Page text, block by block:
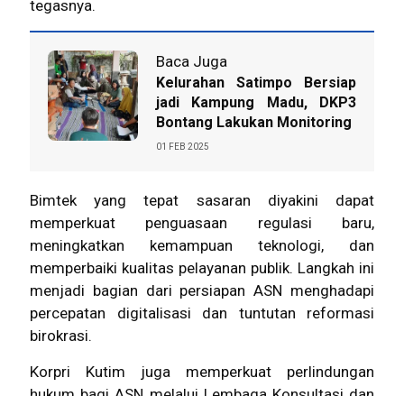
tegasnya.
Baca Juga
Kelurahan Satimpo Bersiap
jadi Kampung Madu, DKP3
Bontang Lakukan Monitoring
01 FEB 2025
Bimtek yang tepat sasaran diyakini dapat
memperkuat penguasaan regulasi baru,
meningkatkan kemampuan teknologi, dan
memperbaiki kualitas pelayanan publik. Langkah ini
menjadi bagian dari persiapan ASN menghadapi
percepatan digitalisasi dan tuntutan reformasi
birokrasi.
Korpri Kutim juga memperkuat perlindungan